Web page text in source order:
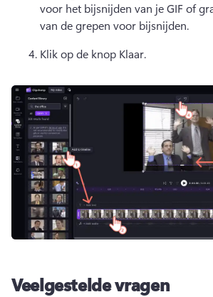
voor het bijsnijden van je GIF of
van de grepen voor bijsnijden.
Klik op de knop Klaar.
Veelgestelde vragen